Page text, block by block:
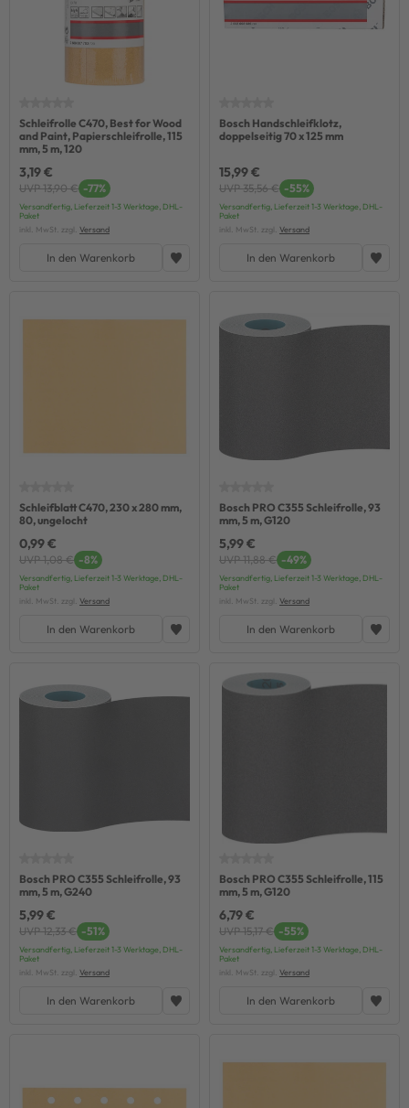
Schleifrolle C470, Best for Wood
and Paint, Papierschleifrolle, 115
mm, 5 m, 120
3,19 €
UVP 13,90 € -77%
Versandfertig, Lieferzeit 1-3 Werktage, DHL-
Paket
inkl. MwSt. zzgl. Versand
In den Warenkorb
Bosch Handschleifklotz,
doppelseitig 70 x 125 mm
15,99 €
UVP 35,56 € -55%
Versandfertig, Lieferzeit 1-3 Werktage, DHL-
Paket
inkl. MwSt. zzgl. Versand
In den Warenkorb
Schleifblatt C470, 230 x 280 mm,
80, ungelocht
0,99 €
UVP 1,08 € -8%
Versandfertig, Lieferzeit 1-3 Werktage, DHL-
Paket
inkl. MwSt. zzgl. Versand
In den Warenkorb
Bosch PRO C355 Schleifrolle, 93
mm, 5 m, G120
5,99 €
UVP 11,88 € -49%
Versandfertig, Lieferzeit 1-3 Werktage, DHL-
Paket
inkl. MwSt. zzgl. Versand
In den Warenkorb
Bosch PRO C355 Schleifrolle, 93
mm, 5 m, G240
5,99 €
UVP 12,33 € -51%
Versandfertig, Lieferzeit 1-3 Werktage, DHL-
Paket
inkl. MwSt. zzgl. Versand
In den Warenkorb
Bosch PRO C355 Schleifrolle, 115
mm, 5 m, G120
6,79 €
UVP 15,17 € -55%
Versandfertig, Lieferzeit 1-3 Werktage, DHL-
Paket
inkl. MwSt. zzgl. Versand
In den Warenkorb